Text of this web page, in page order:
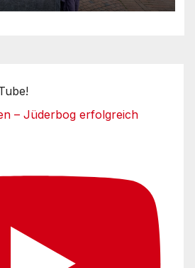
– Jüderbog erfolgreich